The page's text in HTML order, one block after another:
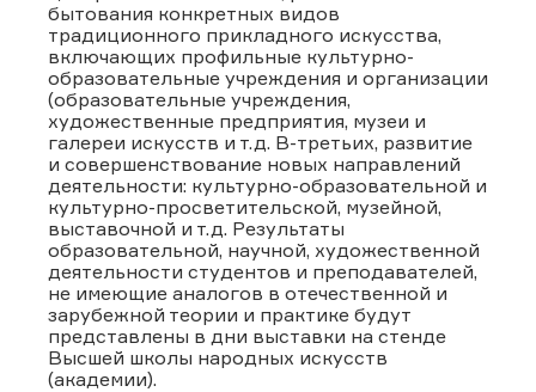
бытования конкретных видов
традиционного прикладного искусства,
включающих профильные культурно-
образовательные учреждения и организации
(образовательные учреждения,
художественные предприятия, музеи и
галереи искусств и т.д. В-третьих, развитие
и совершенствование новых направлений
деятельности: культурно-образовательной и
культурно-просветительской, музейной,
выставочной и т.д. Результаты
образовательной, научной, художественной
деятельности студентов и преподавателей,
не имеющие аналогов в отечественной и
зарубежной теории и практике будут
представлены в дни выставки на стенде
Высшей школы народных искусств
(академии).